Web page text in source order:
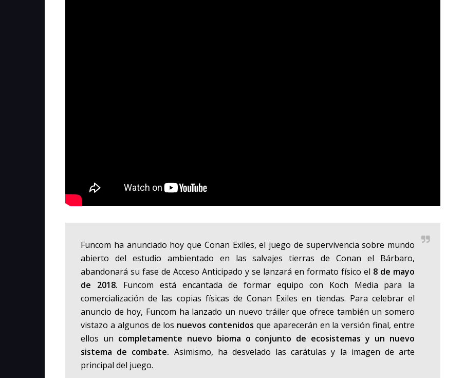
Funcom ha anunciado hoy que Conan Exiles, el juego de supervivencia sobre mundo
abierto del estudio ambientado en las salvajes tierras de Conan el Bárbaro,
abandonará su fase de Acceso Anticipado y se lanzará en formato físico el 8 de mayo
de 2018. Funcom está encantada de formar equipo con Koch Media para la
comercialización de las copias físicas de Conan Exiles en tiendas. Para celebrar el
anuncio de hoy, Funcom ha lanzado un nuevo tráiler que ofrece también un somero
vistazo a algunos de los nuevos contenidos que aparecerán en la versión final, entre
ellos un completamente nuevo bioma o conjunto de ecosistemas y un nuevo
sistema de combate. Asimismo, ha desvelado las carátulas y la imagen de arte
principal del juego.